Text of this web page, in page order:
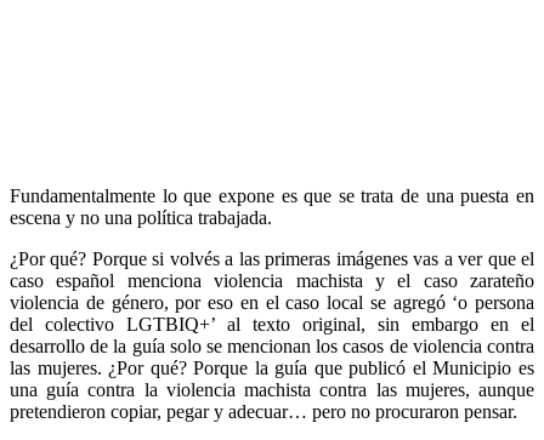
Fundamentalmente lo que expone es que se trata de una puesta en
escena y no una política trabajada.
¿Por qué? Porque si volvés a las primeras imágenes vas a ver que el
caso español menciona violencia machista y el caso zarateño
violencia de género, por eso en el caso local se agregó ‘o persona
del colectivo LGTBIQ+’ al texto original, sin embargo en el
desarrollo de la guía solo se mencionan los casos de violencia contra
las mujeres. ¿Por qué? Porque la guía que publicó el Municipio es
una guía contra la violencia machista contra las mujeres, aunque
pretendieron copiar, pegar y adecuar… pero no procuraron pensar.